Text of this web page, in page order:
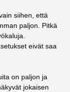
siihen, että
paljon. Pitkä
eivät saa
on paljon ja
jokaisen